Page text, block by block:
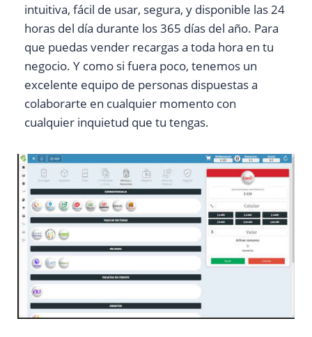
intuitiva, fácil de usar, segura, y disponible las 24
horas del día durante los 365 días del año. Para
que puedas vender recargas a toda hora en tu
negocio. Y como si fuera poco, tenemos un
excelente equipo de personas dispuestas a
colaborarte en cualquier momento con
cualquier inquietud que tu tengas.